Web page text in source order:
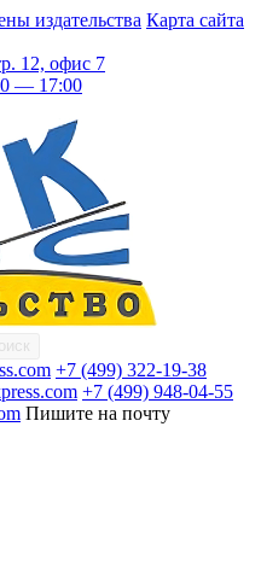
издательства Карта сайта
12, офис 7
— 17:00
+7 (499) 322-19-38
+7 (499) 948-04-55
Пишите на почту